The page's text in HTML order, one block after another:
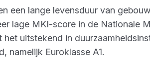
een lange levensduur van
lage MKI-score in de Nationale
uitstekend in
namelijk Euroklasse A1.